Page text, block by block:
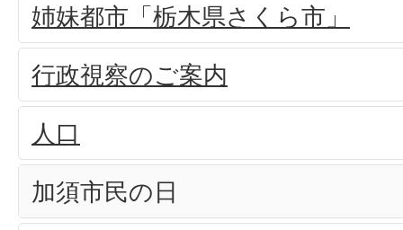
姉妹都市「栃木県さくら市」
行政視察のご案内
人口
加須市民の日